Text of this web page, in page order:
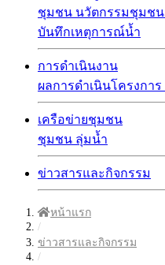
ชุมชน นวัตกรรมชุมชน
บันทึกเหตุการณ์น้ำ
การดำเนินงาน
ผลการดำเนินโครงการ
เครือข่ายชุมชน
ชุมชน ลุ่มน้ำ
ข่าวสารและกิจกรรม
หน้าแรก
/
ข่าวสารและกิจกรรม
/